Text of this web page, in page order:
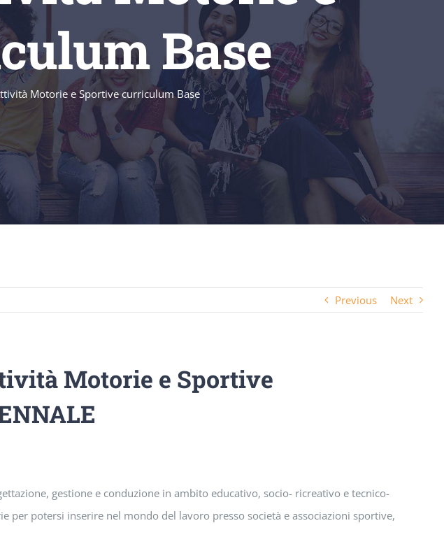
Base
Motorie e Sportive curriculum Base
Previous Next
Motorie e Sportive
gestione e conduzione in ambito educativo, socio- ricreativo e tecnico-
potersi inserire nel mondo del lavoro presso società e associazioni sportive,